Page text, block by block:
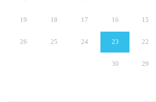
15
16
17
18
19
22
23
24
25
26
29
30